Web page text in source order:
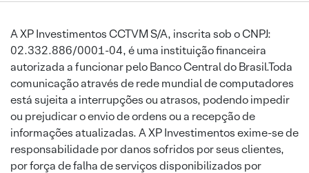
A XP Investimentos CCTVM S/A, inscrita sob o CNPJ:
02.332.886/0001-04, é uma instituição financeira
autorizada a funcionar pelo Banco Central do Brasil.Toda
comunicação através de rede mundial de computadores
está sujeita a interrupções ou atrasos, podendo impedir
ou prejudicar o envio de ordens ou a recepção de
informações atualizadas. A XP Investimentos exime-se de
responsabilidade por danos sofridos por seus clientes,
por força de falha de serviços disponibilizados por